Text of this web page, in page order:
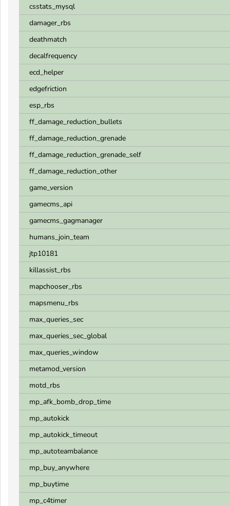
csstats_mysql
damager_rbs
deathmatch
decalfrequency
ecd_helper
edgefriction
esp_rbs
ff_damage_reduction_bullets
ff_damage_reduction_grenade
ff_damage_reduction_grenade_self
ff_damage_reduction_other
game_version
gamecms_api
gamecms_gagmanager
humans_join_team
jtp10181
killassist_rbs
mapchooser_rbs
mapsmenu_rbs
max_queries_sec
max_queries_sec_global
max_queries_window
metamod_version
motd_rbs
mp_afk_bomb_drop_time
mp_autokick
mp_autokick_timeout
mp_autoteambalance
mp_buy_anywhere
mp_buytime
mp_c4timer